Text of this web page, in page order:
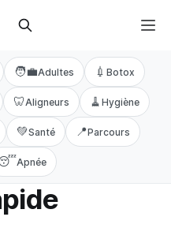
🧑‍💼Adultes 💉 Botox
🦷 Aligneurs 🧹 Hygiène
💚Santé 📍Parcours
Apnée